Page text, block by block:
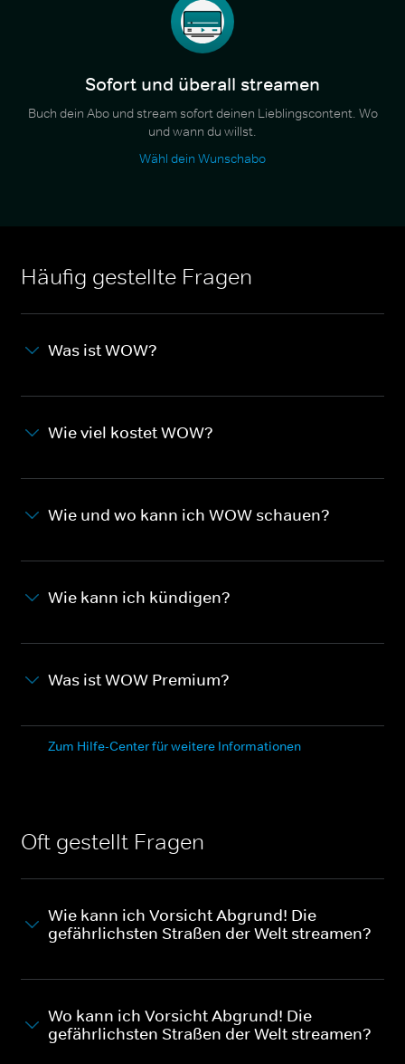
Sofort und überall streamen
Buch dein Abo und stream sofort deinen Lieblingscontent. Wo
und wann du willst.
Wähl dein Wunschabo
Häufig gestellte Fragen
Was ist WOW?
Wie viel kostet WOW?
Wie und wo kann ich WOW schauen?
Wie kann ich kündigen?
Was ist WOW Premium?
Zum Hilfe-Center für weitere Informationen
Oft gestellt Fragen
Wie kann ich Vorsicht Abgrund! Die
gefährlichsten Straßen der Welt streamen?
Wo kann ich Vorsicht Abgrund! Die
gefährlichsten Straßen der Welt streamen?